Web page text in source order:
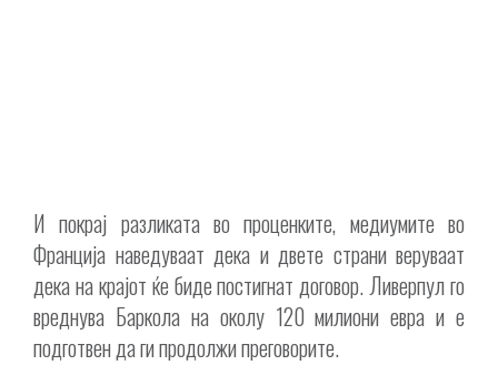
И покрај разликата во проценките, медиумите во
Франција наведуваат дека и двете страни веруваат
дека на крајот ќе биде постигнат договор. Ливерпул го
вреднува Баркола на околу 120 милиони евра и е
подготвен да ги продолжи преговорите.